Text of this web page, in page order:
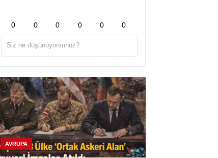
0 0 0 0 0 0
AVRUPA